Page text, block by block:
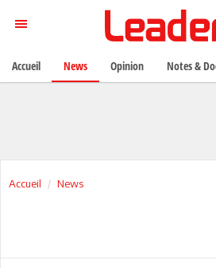
Accueil News
Accueil News Opinion Notes &